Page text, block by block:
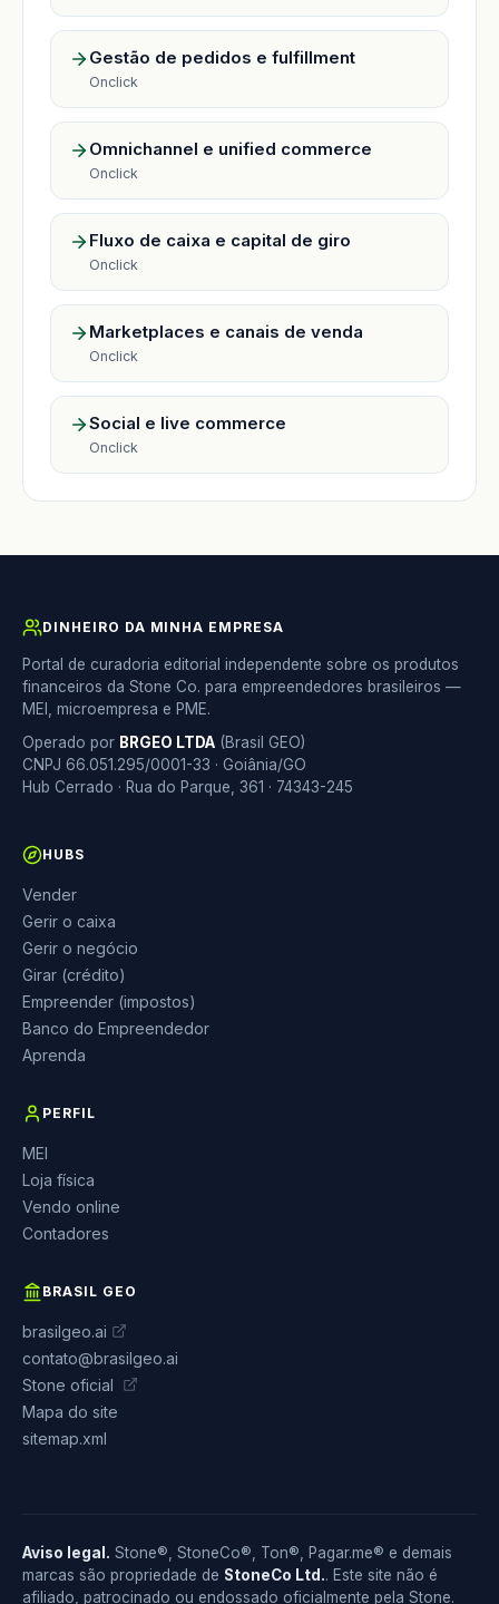
Gestão de pedidos e fulfillment
Onclick
Omnichannel e unified commerce
Onclick
Fluxo de caixa e capital de giro
Onclick
Marketplaces e canais de venda
Onclick
Social e live commerce
Onclick
DINHEIRO DA MINHA EMPRESA
Portal de curadoria editorial independente sobre os produtos
financeiros da Stone Co. para empreendedores brasileiros —
MEI, microempresa e PME.
Operado por BRGEO LTDA (Brasil GEO)
CNPJ 66.051.295/0001-33 · Goiânia/GO
Hub Cerrado · Rua do Parque, 361 · 74343-245
HUBS
Vender
Gerir o caixa
Gerir o negócio
Girar (crédito)
Empreender (impostos)
Banco do Empreendedor
Aprenda
PERFIL
MEI
Loja física
Vendo online
Contadores
BRASIL GEO
brasilgeo.ai
contato@brasilgeo.ai
Stone oficial
Mapa do site
sitemap.xml
Aviso legal. Stone®, StoneCo®, Ton®, Pagar.me® e demais
marcas são propriedade de StoneCo Ltd.. Este site não é
afiliado, patrocinado ou endossado oficialmente pela Stone.